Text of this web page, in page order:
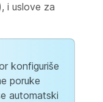
i uslove za
konfiguriše
poruke
automatski